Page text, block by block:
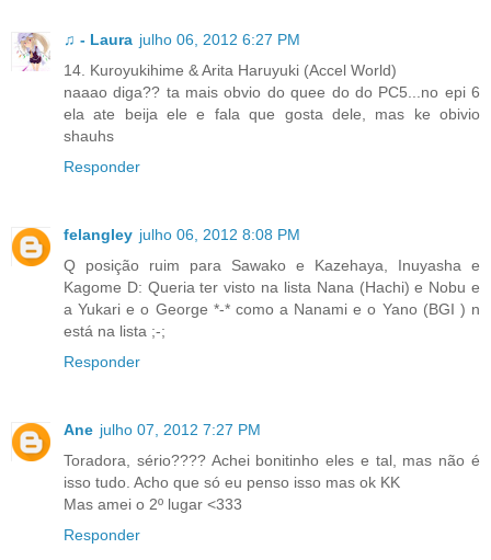
♫ - Laura julho 06, 2012 6:27 PM
14. Kuroyukihime & Arita Haruyuki (Accel World)
naaao diga?? ta mais obvio do quee do do PC5...no epi 6
ela ate beija ele e fala que gosta dele, mas ke obivio
shauhs
Responder
felangley julho 06, 2012 8:08 PM
Q posição ruim para Sawako e Kazehaya, Inuyasha e
Kagome D: Queria ter visto na lista Nana (Hachi) e Nobu e
a Yukari e o George *-* como a Nanami e o Yano (BGI ) n
está na lista ;-;
Responder
Ane julho 07, 2012 7:27 PM
Toradora, sério???? Achei bonitinho eles e tal, mas não é
isso tudo. Acho que só eu penso isso mas ok KK
Mas amei o 2º lugar <333
Responder